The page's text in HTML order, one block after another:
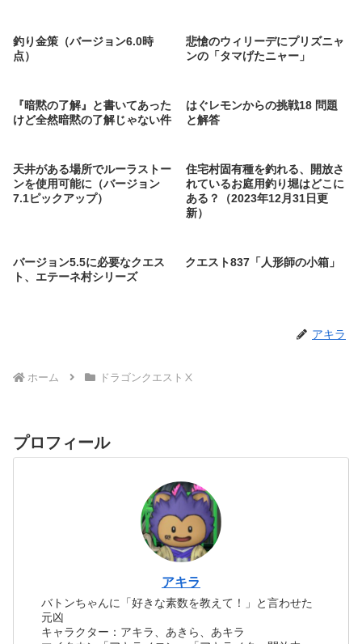
釣り金策（バージョン6.0時
点）
悲愴のウィリーデにプリズニャ
ンの「タマげたニャー」
『暗黙の了解』と書いてあった
けど全然暗黙の了解じゃない件
はぐレモンからの挑戦18 問題
と解答
天井がある場所でルーラストー
ンを使用可能に（バージョン
7.1ピックアップ）
住宅村固有種を釣れる、開放さ
れているお庭用釣り堀はどこに
ある？（2023年12月31日更
新）
バージョン5.5に必要なクエス
ト、エテーネ村シリーズ
クエスト837「人形師の小箱」
アキラ
ホーム ドラゴンクエストⅩ
プロフィール
アキラ
バトンちゃんに「好きな素数を教えて！」と言わせた
元凶
キャラクター：アキラ、あきら、あキラ